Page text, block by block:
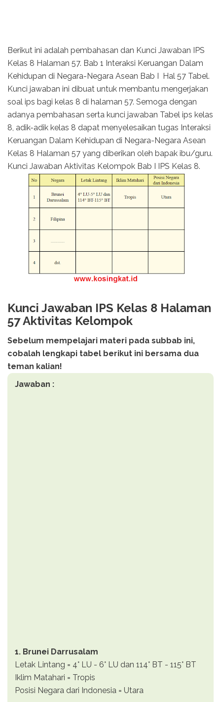
Berikut ini adalah pembahasan dan Kunci Jawaban IPS
Kelas 8 Halaman 57. Bab 1 Interaksi Keruangan Dalam
Kehidupan di Negara-Negara Asean Bab I Hal 57 Tabel.
Kunci jawaban ini dibuat untuk membantu mengerjakan
soal ips bagi kelas 8 di halaman 57. Semoga dengan
adanya pembahasan serta kunci jawaban Tabel ips kelas
8, adik-adik kelas 8 dapat menyelesaikan tugas Interaksi
Keruangan Dalam Kehidupan di Negara-Negara Asean
Kelas 8 Halaman 57 yang diberikan oleh bapak ibu/guru.
Kunci Jawaban Aktivitas Kelompok Bab I IPS Kelas 8.
Kunci Jawaban IPS Kelas 8 Halaman
57 Aktivitas Kelompok
Sebelum mempelajari materi pada subbab ini,
cobalah lengkapi tabel berikut ini bersama dua
teman kalian!
Jawaban :
1. Brunei Darrusalam
Letak Lintang = 4° LU - 6° LU dan 114° BT - 115° BT
Iklim Matahari = Tropis
Posisi Negara dari Indonesia = Utara